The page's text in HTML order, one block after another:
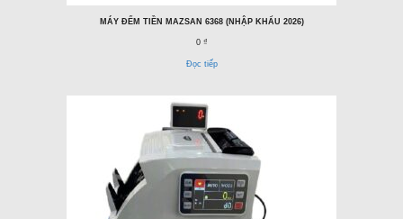
MÁY ĐẾM TIỀN MAZSAN 6368 (NHẬP KHẨU 2026)
0 ₫
Đọc tiếp